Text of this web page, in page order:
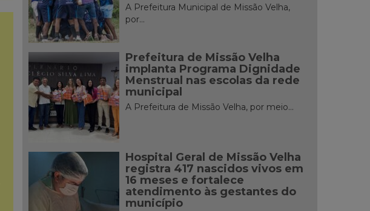
A Prefeitura Municipal de Missão Velha,
por...
Prefeitura de Missão Velha
implanta Programa Dignidade
Menstrual nas escolas da rede
municipal
A Prefeitura de Missão Velha, por meio...
Hospital Geral de Missão Velha
registra 417 nascidos vivos em
16 meses e fortalece
atendimento às gestantes do
município